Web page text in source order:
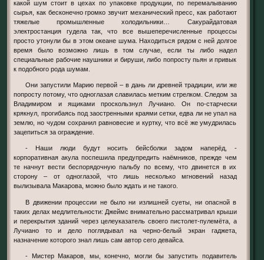
какой шум стоит в цехах по упаковке продукции, по перемалыванию
сырья, как бесконечно громко звучит механический пресс, как работают
тяжелые промышленные холодильники… Сакурайдатовая
электростанция гудела так, что все вышеперечисленные процессы
просто утонули бы в этом океане шума. Находиться рядом с ней долгое
время было возможно лишь в том случае, если ты либо надел
специальные рабочие наушники и бируши, либо попросту пьян и привык
к подобного рода шумам.
Они запустили Марию первой – в дань ли древней традиции, или же
попросту потому, что одноглазая славилась метким стрелком. Следом за
Владимиром и ящиками проскользнул Лучиано. Он по-старчески
крякнул, прогибаясь под заостренными краями сетки, едва ли не упал на
землю, но чудом сохранил равновесие и куртку, что всё же умудрилась
зацепиться за ограждение.
- Наши люди будут носить бейсболки задом наперёд, -
корпоративная акула поспешила предупредить наёмников, прежде чем
те начнут вести беспорядочную пальбу по всему, что двинется в их
сторону – от одноглазой, что лишь несколько мгновений назад
вылизывала Макарова, можно было ждать и не такого.
В движении процессии не было ни излишней суеты, ни опасной в
таких делах медлительности: Джеймс внимательно рассматривал крыши
и перекрытия зданий через целеуказатель своего пистолет-пулемёта, а
Лучиано то и дело поглядывал на черно-белый экран гаджета,
назначение которого знал лишь сам автор сего девайса.
- Мистер Макаров, мы, конечно, могли бы запустить подавитель